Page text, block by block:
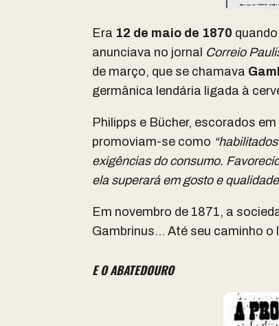
Era 12 de maio de 1870
anunciava no jornal Correio
de março, que se chamava
germânica lendária ligada à
Philipps e Bücher, escorados
promoviam-se como
exigências do consumo.
ela superará em gosto e
Em novembro de 1871, a
Gambrinus… Até seu caminho o
E O ABATEDOURO